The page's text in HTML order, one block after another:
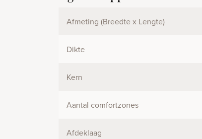
Afmeting (Breedte x Lengte)
Dikte
Kern
Aantal comfortzones
Afdeklaag